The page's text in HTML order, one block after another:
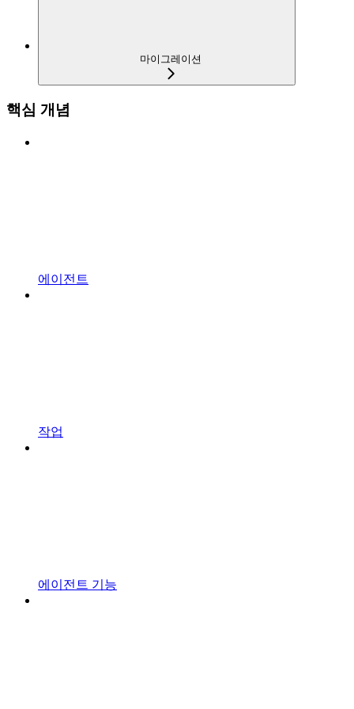
마이그레이션
핵심 개념
에이전트
작업
에이전트 기능